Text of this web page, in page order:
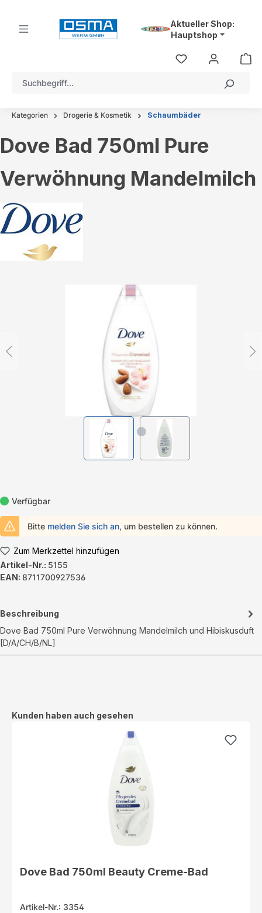
Aktueller Shop:
Hauptshop
Kategorien Drogerie & Kosmetik Schaumbäder
Dove Bad 750ml Pure
Verwöhnung Mandelmilch
Verfügbar
Bitte melden Sie sich an, um bestellen zu können.
Zum Merkzettel hinzufügen
Artikel-Nr.: 5155
EAN: 8711700927536
Beschreibung
Dove Bad 750ml Pure Verwöhnung Mandelmilch und Hibiskusduft
[D/A/CH/B/NL]
Produktgalerie überspringen
Kunden haben auch gesehen
Dove Bad 750ml Beauty Creme-Bad
Artikel-Nr.: 3354